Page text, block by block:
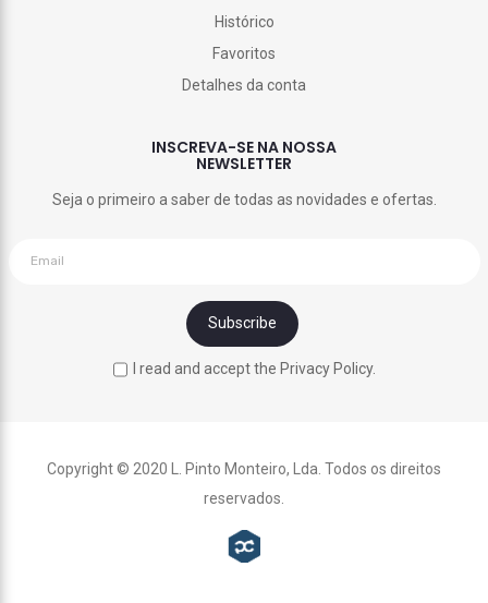
Histórico
Favoritos
Detalhes da conta
INSCREVA-SE NA NOSSA
NEWSLETTER
Seja o primeiro a saber de todas as novidades e ofertas.
I read and accept the Privacy Policy.
Copyright © 2020 L. Pinto Monteiro, Lda. Todos os direitos
reservados.